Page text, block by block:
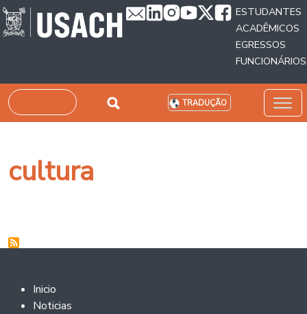
Passar para o conteúdo principal
ESTUDANTES
ACADÊMICOS
EGRESSOS
FUNCIONÁRIOS
Pesquisar TRADUÇÃO
cultura
Footer 2
Inicio
Noticias